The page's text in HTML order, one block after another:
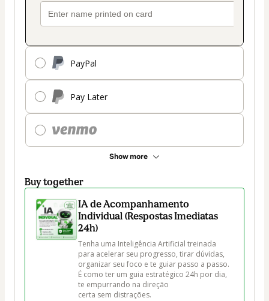
PayPal
Pay Later
Show more
Buy together
IA de Acompanhamento
Individual (Respostas Imediatas
24h)
Tenha uma Inteligência Artificial treinada
para acelerar seu progresso, tirar dúvidas,
organizar seu foco e te guiar passo a passo.
É como ter um guia estratégico 24h por dia,
te empurrando na direção
certa sem distrações.